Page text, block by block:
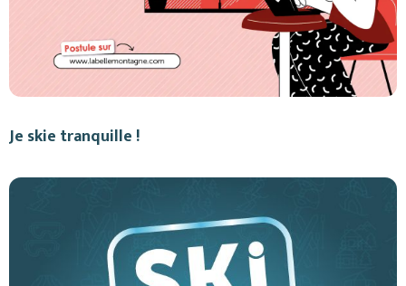
Je skie tranquille !